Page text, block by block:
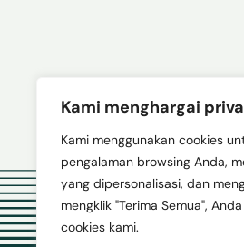
Kami menghargai
Kami menggunakan cookies
pengalaman browsing Anda,
yang dipersonalisasi, dan
mengklik "Terima Semua",
cookies kami.